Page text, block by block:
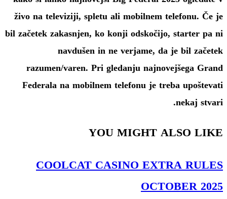
živo na televiziji, spletu ali mobilnem telefonu. Če je
bil začetek zakasnjen, ko konji odskočijo, starter pa ni
navdušen in ne verjame, da je bil začetek
razumen/varen. Pri gledanju najnovejšega Grand
Federala na mobilnem telefonu je treba upoštevati
nekaj stvari.
YOU MIGHT ALSO LIKE
COOLCAT CASINO EXTRA RULES
OCTOBER 2025